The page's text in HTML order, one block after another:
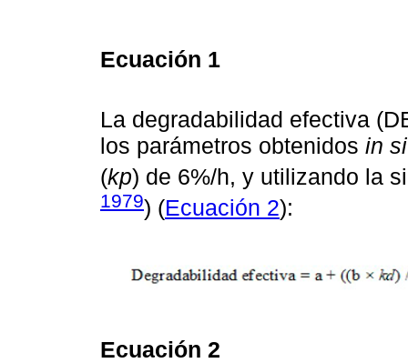
Ecuación 1
La degradabilidad efectiva
los parámetros obtenidos in
(kp) de 6%/h, y utilizando la
1979) (Ecuación 2):
Ecuación 2